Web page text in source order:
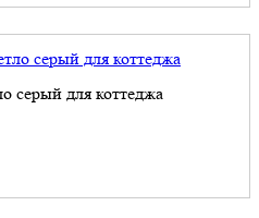
серый для коттеджа